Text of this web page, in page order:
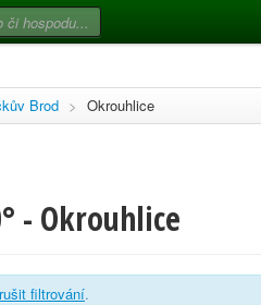
Brod > Okrouhlice
- Okrouhlice
filtrování.